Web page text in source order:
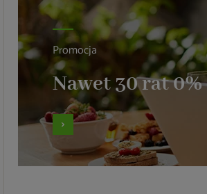
Promocja
Nawet 30 rat 0%